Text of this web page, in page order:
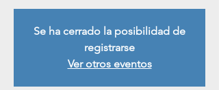
Se ha cerrado la posibilidad de
registrarse
Ver otros eventos